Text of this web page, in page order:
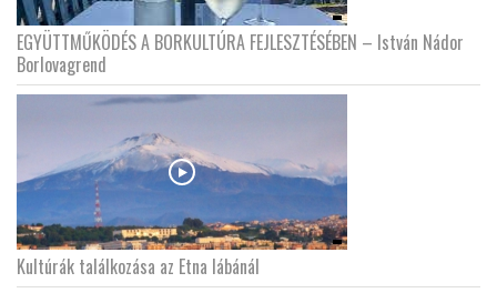
EGYÜTTMŰKÖDÉS A BORKULTÚRA FEJLESZTÉSÉBEN – István Nádor
Borlovagrend
Kultúrák találkozása az Etna lábánál